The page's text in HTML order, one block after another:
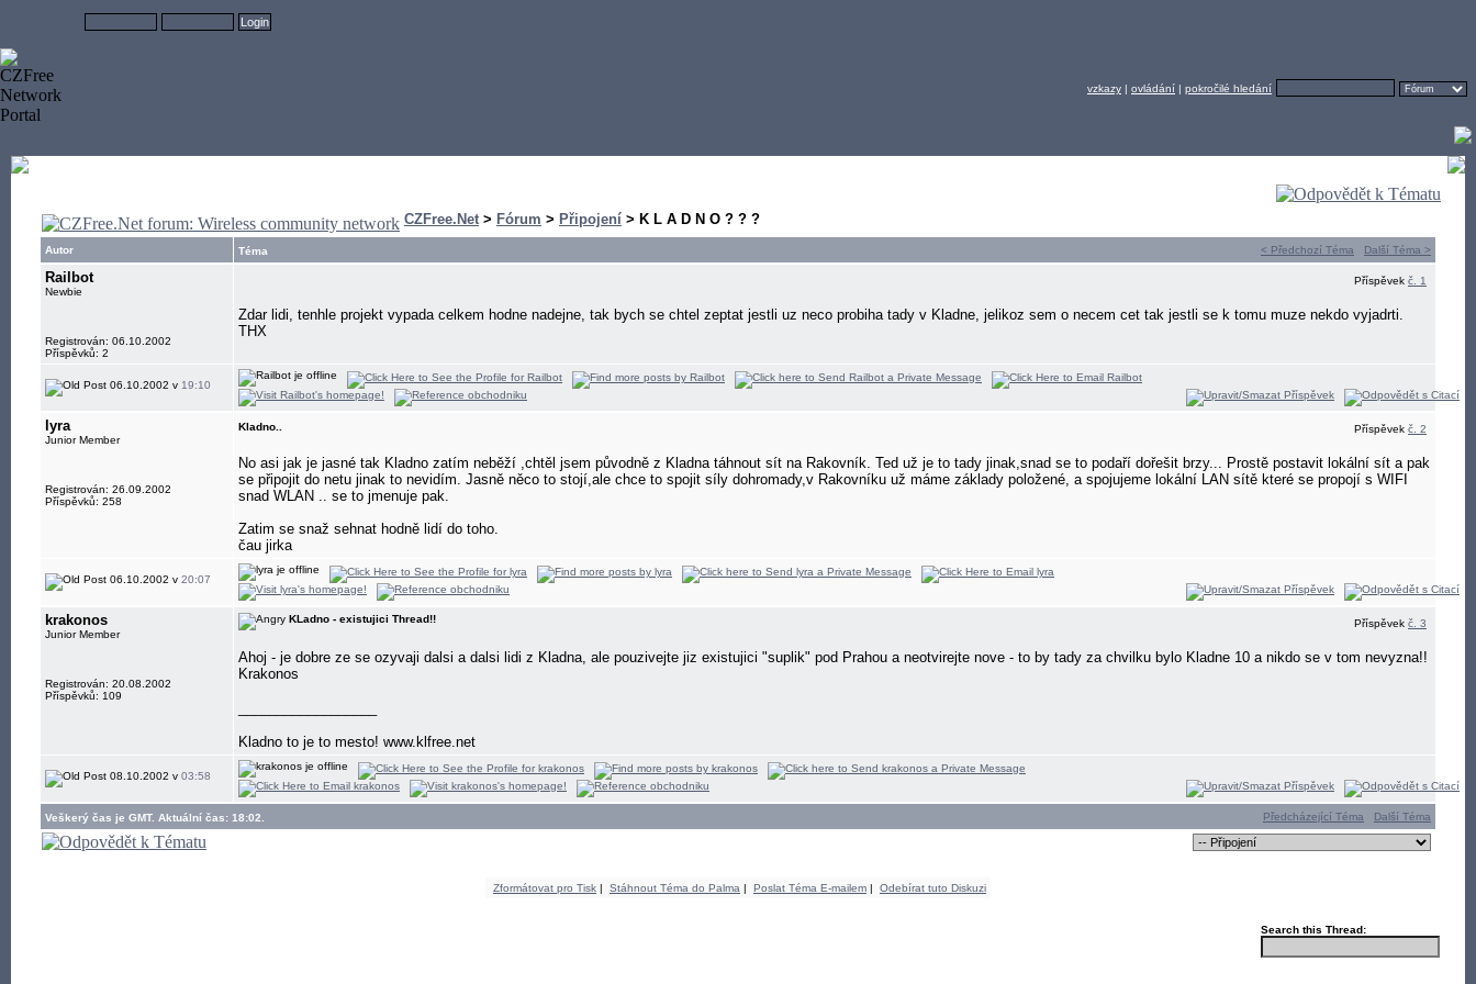
vzkazy | ovládání | pokročilé hledání
CZFree.Net > Fórum > Připojení > K L A D N O ? ? ?
Autor Téma < Předchozí Téma Další Téma >
Railbot
Newbie
Registrován: 06.10.2002
Příspěvků: 2
Příspěvek č. 1
Zdar lidi, tenhle projekt vypada celkem hodne nadejne, tak bych se chtel zeptat jestli uz neco probiha tady v Kladne, jelikoz sem o necem cet tak jestli se k tomu muze nekdo vyjadrti.
THX
06.10.2002 v 19:10
lyra
Junior Member
Registrován: 26.09.2002
Příspěvků: 258
Kladno.. Příspěvek č. 2
No asi jak je jasné tak Kladno zatím neběží ,chtěl jsem původně z Kladna táhnout sít na Rakovník. Ted už je to tady jinak,snad se to podaří dořešit brzy... Prostě postavit lokální sít a pak
se připojit do netu jinak to nevidím. Jasně něco to stojí,ale chce to spojit síly dohromady,v Rakovníku už máme základy položené, a spojujeme lokální LAN sítě které se propojí s WIFI
snad WLAN .. se to jmenuje pak.
Zatim se snaž sehnat hodně lidí do toho.
čau jirka
06.10.2002 v 20:07
krakonos
Junior Member
Registrován: 20.08.2002
Příspěvků: 109
KLadno - existujici Thread!! Příspěvek č. 3
Ahoj - je dobre ze se ozyvaji dalsi a dalsi lidi z Kladna, ale pouzivejte jiz existujici "suplik" pod Prahou a neotvirejte nove - to by tady za chvilku bylo Kladne 10 a nikdo se v tom nevyzna!!
Krakonos
Kladno to je to mesto! www.klfree.net
08.10.2002 v 03:58
Veškerý čas je GMT. Aktuální čas: 18:02. Předcházející Téma Další Téma
Zformátovat pro Tisk | Stáhnout Téma do Palma | Poslat Téma E-mailem | Odebírat tuto Diskuzi
Search this Thread: